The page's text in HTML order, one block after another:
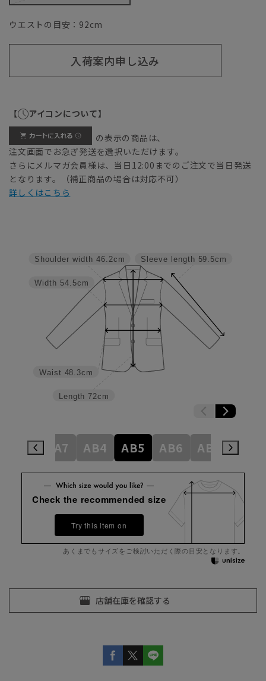
ウエストの目安： 92cm
入荷案内申し込み
【 アイコンについて】
の表示の商品は、
注文画面でお急ぎ発送を選択いただけます。
さらにメルマガ会員様は、当日12:00までのご注文で当日発送
となります。（補正商品の場合は対応不可）
詳しくはこちら
Sleeve length 59.5cm
Length 72cm
Waist 48.3cm
Width 54.5cm
Shoulder width 46.2cm
A6 A7 AB4 AB5 AB6 AB7
Check the recommended size
Try this item on
あくまでもサイズをご検討いただく際の目安となります。